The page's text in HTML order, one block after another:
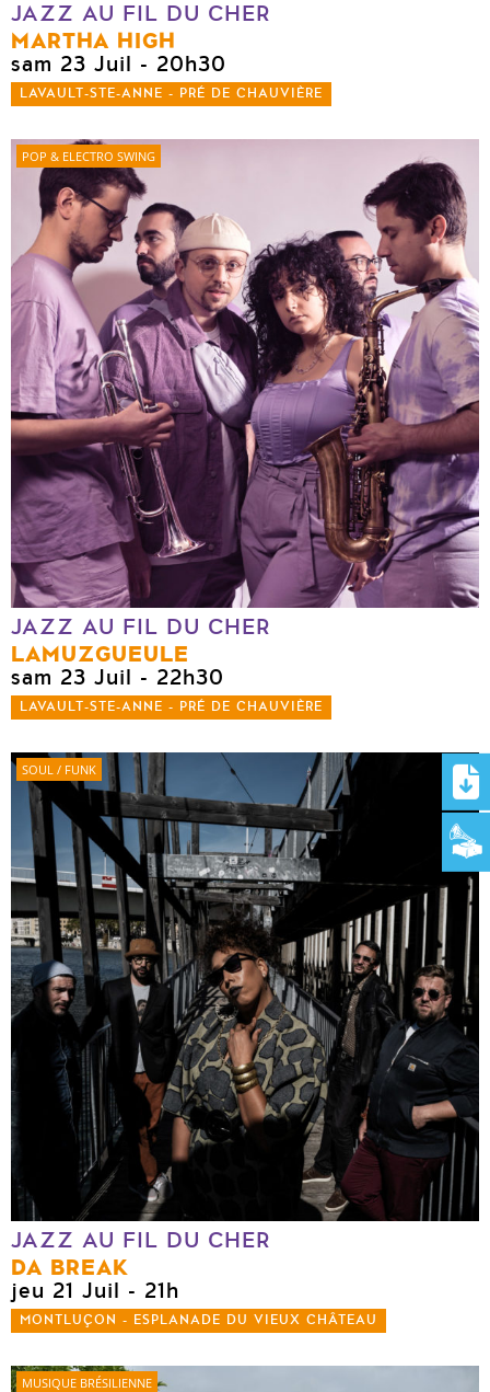
JAZZ AU FIL DU CHER
MARTHA HIGH
sam 23 Juil - 20h30
LAVAULT-STE-ANNE - PRÉ DE CHAUVIÈRE
POP & ELECTRO SWING
JAZZ AU FIL DU CHER
LAMUZGUEULE
sam 23 Juil - 22h30
LAVAULT-STE-ANNE - PRÉ DE CHAUVIÈRE
SOUL / FUNK
JAZZ AU FIL DU CHER
DA BREAK
jeu 21 Juil - 21h
MONTLUÇON - ESPLANADE DU VIEUX CHÂTEAU
MUSIQUE BRÉSILIENNE